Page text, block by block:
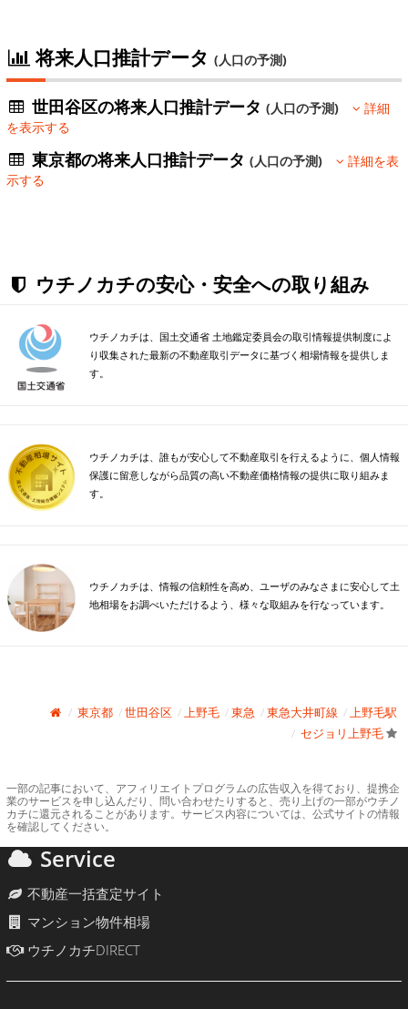
将来人口推計データ (人口の予測)
世田谷区の将来人口推計データ(人口の予測)
詳細
を表示する
東京都の将来人口推計データ(人口の予測)
詳細を表
示する
ウチノカチの安心・安全への取り組み
ウチノカチは、国土交通省 土地鑑定委員会の取引情報提供制度によ
り収集された最新の不動産取引データに基づく相場情報を提供しま
す。
ウチノカチは、誰もが安心して不動産取引を行えるように、個人情報
保護に留意しながら品質の高い不動産価格情報の提供に取り組みま
す。
ウチノカチは、情報の信頼性を高め、ユーザのみなさまに安心して土
地相場をお調べいただけるよう、様々な取組みを行なっています。
東京都 世田谷区 上野毛 東急 東急大井町線
上野毛駅
セジョリ上野毛
一部の記事において、アフィリエイトプログラムの広告収入を得ており、提携企
業のサービスを申し込んだり、問い合わせたりすると、売り上げの一部がウチノ
カチに還元されることがあります。サービス内容については、公式サイトの情報
を確認してください。
Service
不動産一括査定サイト
マンション物件相場
ウチノカチDIRECT